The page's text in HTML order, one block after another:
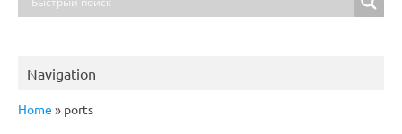
Navigation
Home » ports